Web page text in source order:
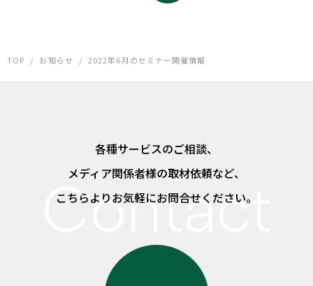
TOP / お知らせ / 2022年6月のセミナー開催情報
各種サービスのご相談、
メディア関係者様の取材依頼など、
こちらよりお気軽にお問合せください。